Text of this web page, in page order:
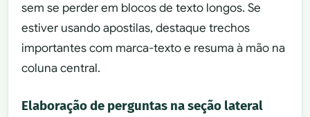
sem se perder em blocos de texto longos. Se
estiver usando apostilas, destaque trechos
importantes com marca-texto e resuma à mão na
coluna central.
Elaboração de perguntas na seção lateral